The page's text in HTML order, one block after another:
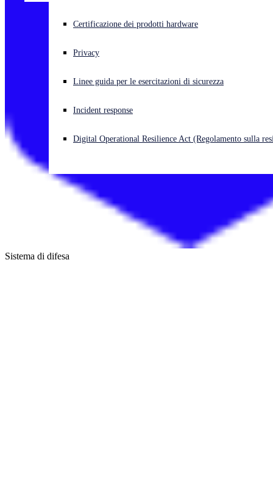
Cyberattacco in corso? Ottieni assistenza immediata
Open language switcher
Certificazione dei prodotti hardware
Privacy
Linee guida per le esercitazioni di sicurezza
Incident response
Digital Operational Resilience Act (Regolamento sulla
Sistema di difesa